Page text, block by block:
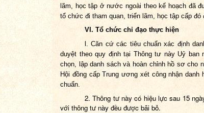
lãm, học tập ở nước ngoài theo kế hoạch đã
tổ chức đi tham quan, triển lãm, học tập cấp đó
VI. Tổ chức chỉ đạo thực hiện
l. Căn cứ các tiêu chuẩn xác định
duyệt theo quy định tại Thông tư này Uỷ
chọn, lập danh sách và hoàn chỉnh hồ sơ cho
Hội đồng cấp Trung ương xét công nhận
chuẩn.
2. Thông tư này có hiệu lực sau 15
với thông tư này đều được bãi bỏ.